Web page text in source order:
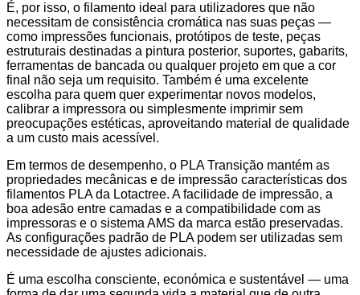
É, por isso, o filamento ideal para utilizadores que não
necessitam de consistência cromática nas suas peças —
como impressões funcionais, protótipos de teste, peças
estruturais destinadas a pintura posterior, suportes, gabarits,
ferramentas de bancada ou qualquer projeto em que a cor
final não seja um requisito. Também é uma excelente
escolha para quem quer experimentar novos modelos,
calibrar a impressora ou simplesmente imprimir sem
preocupações estéticas, aproveitando material de qualidade
a um custo mais acessível.
Em termos de desempenho, o PLA Transição mantém as
propriedades mecânicas e de impressão características dos
filamentos PLA da Lotactree. A facilidade de impressão, a
boa adesão entre camadas e a compatibilidade com as
impressoras e o sistema AMS da marca estão preservadas.
As configurações padrão de PLA podem ser utilizadas sem
necessidade de ajustes adicionais.
É uma escolha consciente, económica e sustentável — uma